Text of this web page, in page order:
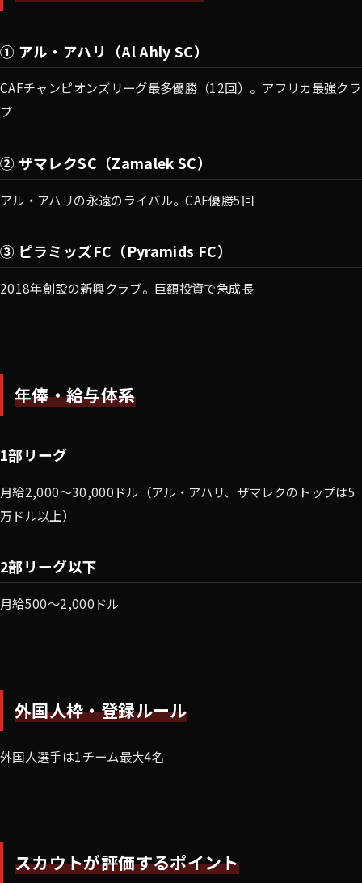
① アル・アハリ（Al Ahly SC）
CAFチャンピオンズリーグ最多優勝（12回）。アフリカ最強クラ
ブ
② ザマレクSC（Zamalek SC）
アル・アハリの永遠のライバル。CAF優勝5回
③ ピラミッズFC（Pyramids FC）
2018年創設の新興クラブ。巨額投資で急成長
年俸・給与体系
1部リーグ
月給2,000〜30,000ドル（アル・アハリ、ザマレクのトップは5
万ドル以上）
2部リーグ以下
月給500〜2,000ドル
外国人枠・登録ルール
外国人選手は1チーム最大4名
スカウトが評価するポイント